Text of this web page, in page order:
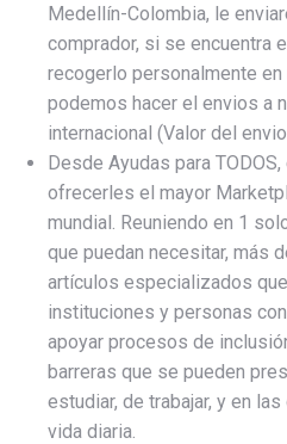
Medellín-Colombia, le
comprador, si se encuentra
recogerlo personalmente
podemos hacer el envios a
internacional (Valor del
Desde Ayudas para
ofrecerles el mayor
mundial. Reuniendo en 1
que puedan necesitar, más
artículos especializados
instituciones y personas
apoyar procesos de
barreras que se pueden
estudiar, de trabajar, y en
vida diaria.